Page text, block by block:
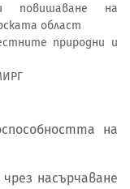
повишаване на
област
природни и
на
насърчаване